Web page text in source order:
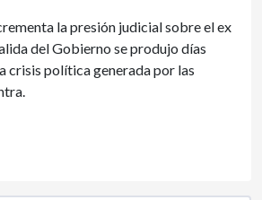
la presión judicial sobre el ex
del Gobierno se produjo días
crisis política generada por las